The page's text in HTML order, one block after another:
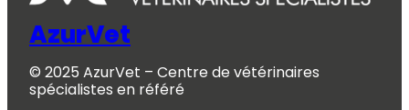
AzurVet
© 2025 AzurVet – Centre de vétérinaires
spécialistes en référé